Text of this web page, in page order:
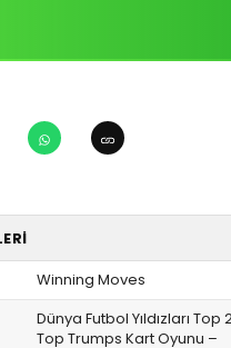
Winning Moves
Dünya Futbol Yıldızları Top
Top Trumps Kart Oyunu –